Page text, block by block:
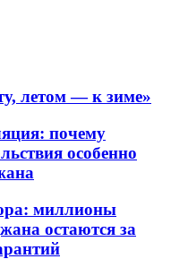
летом — к зиме»
почему
особенно
миллионы
остаются за